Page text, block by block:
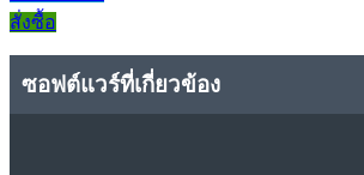
สั่งซื้อ
ซอฟต์แวร์ที่เกี่ยวข้อง